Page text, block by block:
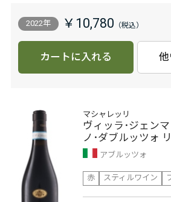
2022年 ￥10,780
カートに入れる
マシャレッリ
ヴィッラ･ジェン
ノ･ダブルッツォ
アブルッツォ
赤
スティルワイン